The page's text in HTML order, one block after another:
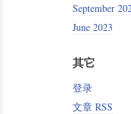
September
June 2023
其它
登录
文章 RSS